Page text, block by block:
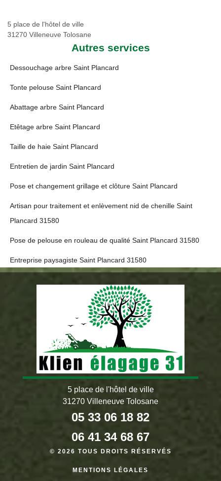
5 place de l'hôtel de ville
31270 Villeneuve Tolosane
Autres services
Dessouchage arbre Saint Plancard
Tonte pelouse Saint Plancard
Abattage arbre Saint Plancard
Etêtage arbre Saint Plancard
Taille de haie Saint Plancard
Entretien de jardin Saint Plancard
Pose et changement grillage et clôture Saint Plancard
Artisan pour traitement et enlèvement nid de chenille Saint
Plancard 31580
Pose de pelouse en rouleau de qualité Saint Plancard 31580
Entreprise paysagiste Saint Plancard 31580
5 place de l'hôtel de ville
31270 Villeneuve Tolosane
05 33 06 18 82
06 41 34 68 67
© 2026 TOUS DROITS RÉSERVÉS
MENTIONS LÉGALES